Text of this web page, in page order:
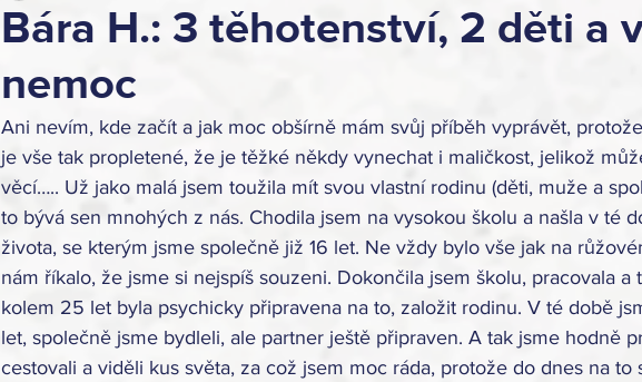
Bára H.: 3 těhotenství, 2 děti a
nemoc
Ani nevím, kde začít a jak moc obšírně mám svůj příběh vyprávět,
je vše tak propletené, že je těžké někdy vynechat i maličkost, jelikož
věcí….. Už jako malá jsem toužila mít svou vlastní rodinu (děti, muže a
to bývá sen mnohých z nás. Chodila jsem na vysokou školu a našla v té
života, se kterým jsme společně již 16 let. Ne vždy bylo vše jak na
nám říkalo, že jsme si nejspíš souzeni. Dokončila jsem školu, pracovala a
kolem 25 let byla psychicky připravena na to, založit rodinu. V té době
let, společně jsme bydleli, ale partner ještě připraven. A tak jsme hodně
cestovali a viděli kus světa, za což jsem moc ráda, protože do dnes na to